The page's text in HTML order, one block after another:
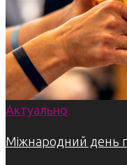
Актуально
Міжнародний день